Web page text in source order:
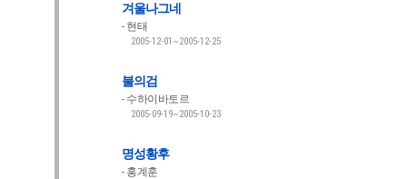
겨울나그네
현태
2005-12-01~2005-12-25
불의검
수하이바토르
2005-09-19~2005-10-23
명성황후
홍계훈